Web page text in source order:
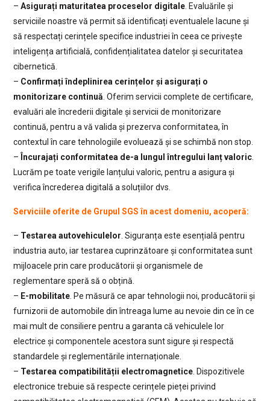
– Asigurați maturitatea proceselor digitale. Evaluările și
serviciile noastre vă permit să identificați eventualele lacune și
să respectați cerințele specifice industriei în ceea ce privește
inteligența artificială, confidențialitatea datelor și securitatea
cibernetică.
– Confirmați îndeplinirea cerințelor și asigurați o
monitorizare continuă . Oferim servicii complete de certificare,
evaluări ale încrederii digitale și servicii de monitorizare
continuă, pentru a vă valida și prezerva conformitatea, în
contextul în care tehnologiile evoluează și se schimbă non stop.
– Încurajați conformitatea de-a lungul întregului lanț valoric.
Lucrăm pe toate verigile lanțului valoric, pentru a asigura și
verifica încrederea digitală a soluțiilor dvs.
Serviciile oferite de Grupul SGS în acest domeniu, acoperă:
– Testarea autovehiculelor . Siguranța este esențială pentru
industria auto, iar testarea cuprinzătoare și conformitatea sunt
mijloacele prin care producătorii și organismele de
reglementare speră să o obțină.
– E-mobilitate. Pe măsură ce apar tehnologii noi, producătorii și
furnizorii de automobile din întreaga lume au nevoie din ce în ce
mai mult de consiliere pentru a garanta că vehiculele lor
electrice și componentele acestora sunt sigure și respectă
standardele și reglementările internaționale.
– Testarea compatibilității electromagnetice. Dispozitivele
electronice trebuie să respecte cerințele pieței privind